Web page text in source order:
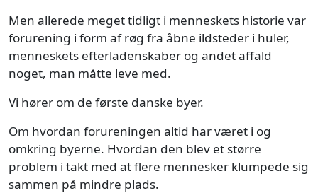
Men allerede meget tidligt i menneskets historie var
forurening i form af røg fra åbne ildsteder i huler,
menneskets efterladenskaber og andet affald
noget, man måtte leve med.
Vi hører om de første danske byer.
Om hvordan forureningen altid har været i og
omkring byerne. Hvordan den blev et større
problem i takt med at flere mennesker klumpede sig
sammen på mindre plads.